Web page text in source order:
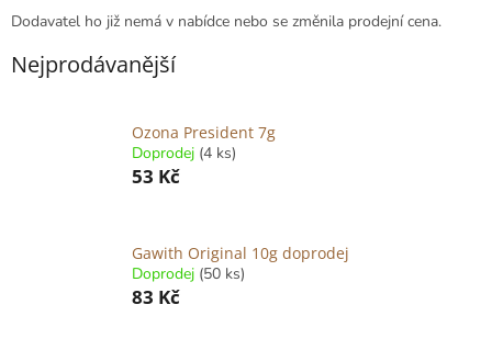
Dodavatel ho již nemá v nabídce nebo se změnila prodejní cena.
Nejprodávanější
Ozona President 7g
Doprodej (4 ks)
53 Kč
Gawith Original 10g doprodej
Doprodej (50 ks)
83 Kč